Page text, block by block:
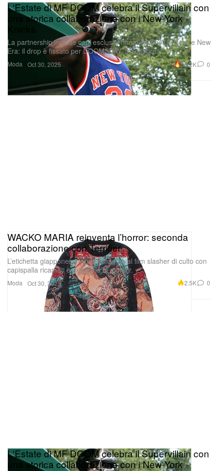
Moda
L'Estate di MF DOOM celebra il Supervillain con
una storica collaborazione con i New York
La partnership include capi esclusivi firmati Mitchell & Ness e New
Era: il drop è fissato per DOOMSDAY, 31 ottobre.
Oct 30, 2025 30.2K 0
Moda
WACKO MARIA reinventa l’horror: seconda
collaborazione con Terrifier
L’etichetta giapponese rende omaggio al film slasher di culto con
capispalla ricamati e maglieria in mohair.
Oct 30, 2025 2.5K 0
L'Estate di MF DOOM celebra il Supervillain con
una storica collaborazione con i New York